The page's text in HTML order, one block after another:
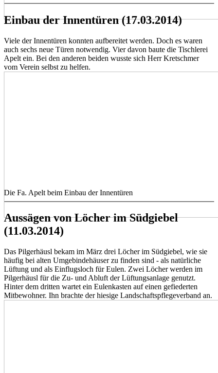
Einbau der Innentüren (17.03.2014)
Viele der Innentüren konnten aufbereitet werden. Doch es waren
auch sechs neue Türen notwendig. Vier davon baute die Tischlerei
Apelt ein. Bei den anderen beiden wusste sich Herr Kretschmer
vom Verein selbst zu helfen.
Die Fa. Apelt beim Einbau der Innentüren
Aussägen von Löcher im Südgiebel
(11.03.2014)
Das Pilgerhäusl bekam im März drei Löcher im Südgiebel, wie sie
häufig bei alten Umgebindehäuser zu finden sind - als natürliche
Lüftung und als Einflugsloch für Eulen. Zwei Löcher werden im
Pilgerhäusl für die Zu- und Abluft der Lüftungsanlage genutzt.
Hinter dem dritten wartet ein Eulenkasten auf einen gefiederten
Mitbewohner. Ihn brachte der hiesige Landschaftspflegeverband an.